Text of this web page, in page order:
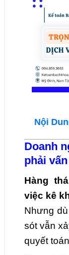
Nội
Doanh
phải
Hàng
việc kê
Nhưng
sót vẫn
quyết